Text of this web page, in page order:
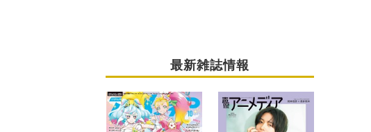
最新雑誌情報